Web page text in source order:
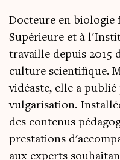
Docteure en biologie
Supérieure et à
travaille depuis 2015
culture scientifique.
vidéaste, elle a
vulgarisation.
des contenus
prestations
aux experts